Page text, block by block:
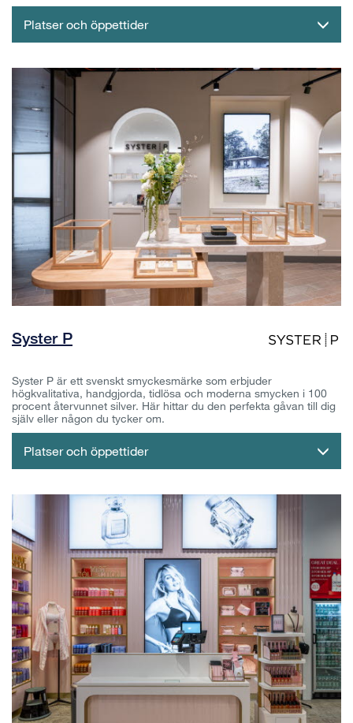
Platser och öppettider
Syster P
Syster P är ett svenskt smyckesmärke som erbjuder
högkvalitativa, handgjorda, tidlösa och moderna smycken i 100
procent återvunnet silver. Här hittar du den perfekta gåvan till dig
själv eller någon du tycker om.
Platser och öppettider